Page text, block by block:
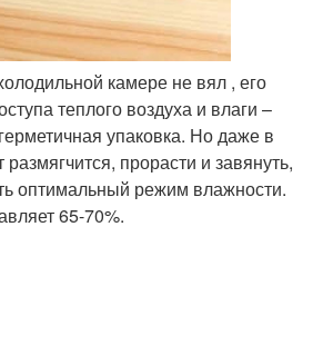
камере не вял , его
теплого воздуха и влаги –
упаковка. Но даже в
прорасти и завянуть,
оптимальный режим влажности.
65-70%.